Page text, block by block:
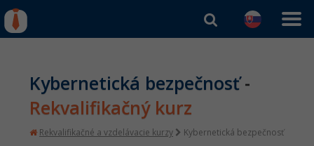
Rekvalifikačné kurzy
hradené úradom práce
Dátový analytik
✅ NOVINKA
Prihlásiť sa Registrovať
Kybernetická bezpečnosť-
Rekvalifikačný kurz
Rekvalifikačné a vzdelávacie kurzy Kybernetická bezpečnosť